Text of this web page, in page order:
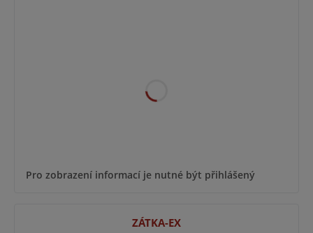
Pro zobrazení informací je nutné být přihlášený
ZÁTKA-EX